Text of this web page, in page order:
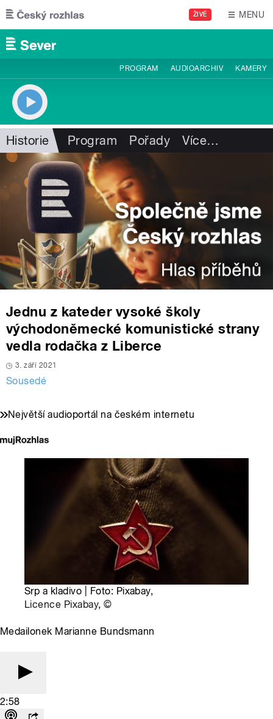
Přejít k hlavnímu obsahu
ŽIVĚ MENU
PROGRAM AUDIOARCHIV KAMERY
Historie Program Pořady Více…
Jednu z kateder vysoké školy
východoněmecké komunistické strany
vedla rodačka z Liberce
3. září 2021
Sousedé
Největší audioportál na českém internetu
Srp a kladivo | Foto: Pixabay,
Licence Pixabay,©
Medailonek Marianne Bundsmann
2:58